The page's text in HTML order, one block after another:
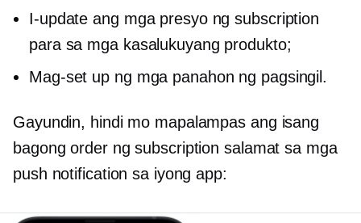
I-update ang mga presyo ng subscription
para sa mga kasalukuyang produkto;
Mag-set up ng mga panahon ng pagsingil.
Gayundin, hindi mo mapalampas ang isang
bagong order ng subscription salamat sa mga
push notification sa iyong app: